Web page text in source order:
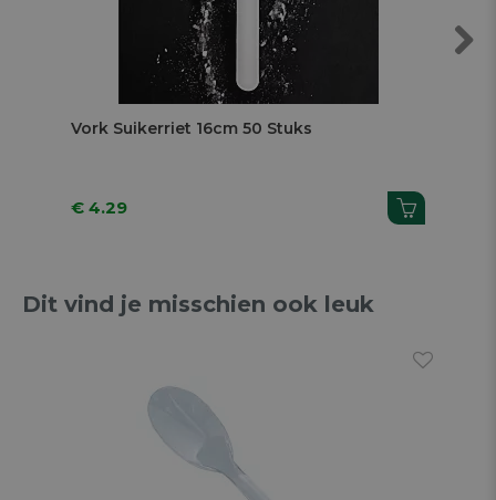
Vork Suikerriet 16cm 50 Stuks
€ 4.29
Dit vind je misschien ook leuk